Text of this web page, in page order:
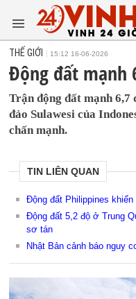
THẾ GIỚI 15:12 16-06-2026
Động đất mạnh
Trận động đất mạnh 6,7
đảo Sulawesi của
chấn mạnh.
TIN LIÊN QUAN
Động đất Philippines
Động đất 5,2 độ ở Trung
sơ tán
Nhật Bản cảnh báo nguy